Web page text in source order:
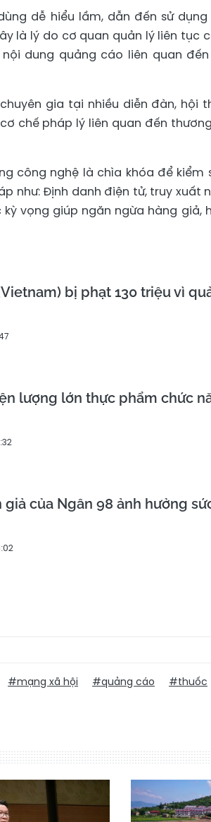
dễ hiểu lầm, dẫn đến sử
là lý do cơ quan quản lý liên tục
dung quảng cáo liên quan
gia tại nhiều diễn đàn, hội
chế pháp lý liên quan đến
công nghệ là chìa khóa để
như: Định danh điện tử, truy xuất
kỳ vọng giúp ngăn ngừa hàng giả,
bị phạt 130 triệu vì
lượng lớn thực phẩm chức
giả của Ngân 98 ảnh hưởng
#mạng xã hội #quảng cáo
#thuốc